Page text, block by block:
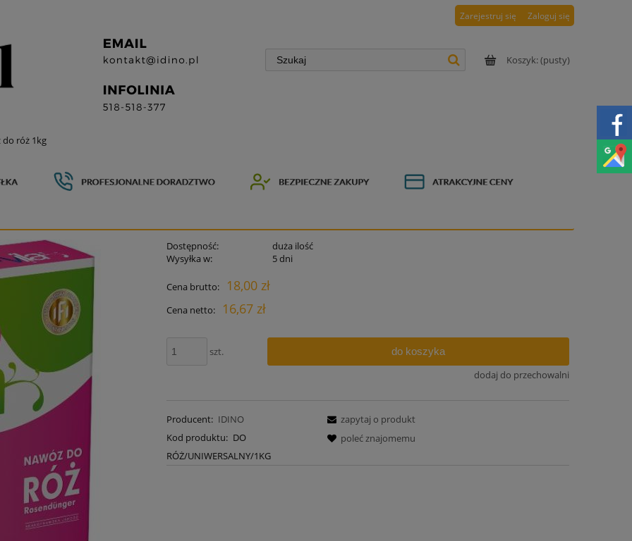
Zarejestruj się Zaloguj się
Koszyk:(pusty)
do róż 1kg
Dostępność:
duża ilość
Wysyłka w:
5 dni
Cena brutto: 18,00 zł
Cena netto: 16,67 zł
szt. do koszyka
dodaj do przechowalni
Producent: IDINO
Kod produktu: DO
RÓŻ/UNIWERSALNY/1KG
zapytaj o produkt
poleć znajomemu